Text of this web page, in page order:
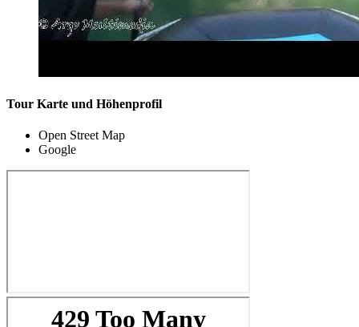
Tour Karte und Höhenprofil
Open Street Map
Google